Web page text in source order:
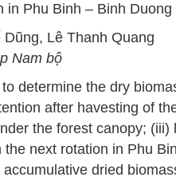
in Phu Binh – Binh Duong
Lê Thanh Quang
Nam bộ
determine the dry
after havesting of
the forest canopy;
the next rotation in Phu
dried